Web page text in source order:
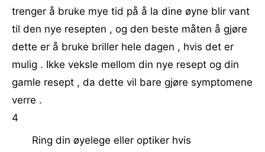
trenger å bruke mye tid på å la dine øyne blir vant
til den nye resepten , og den beste måten å gjøre
dette er å bruke briller hele dagen , hvis det er
mulig . Ikke veksle mellom din nye resept og din
gamle resept , da dette vil bare gjøre symptomene
verre .
4
Ring din øyelege eller optiker hvis